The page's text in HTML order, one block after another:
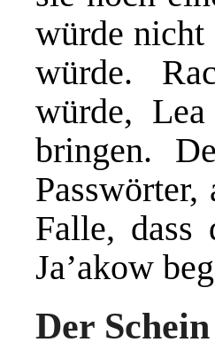
würde nicht
würde.
würde,
bringen.
Falle, dass
Ja’akow
Der